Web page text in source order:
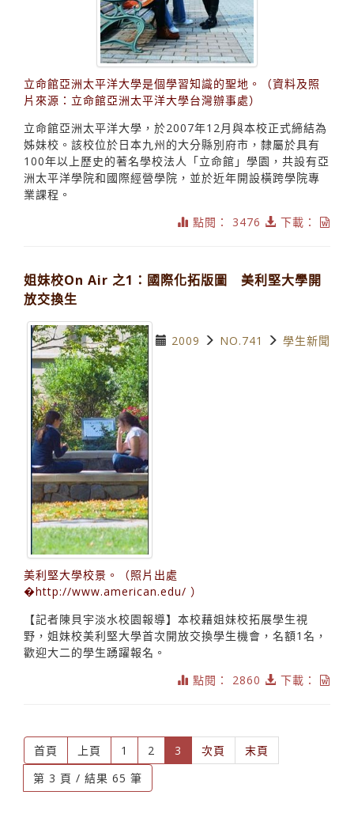
立命館亞洲太平洋大學是個學習知識的聖地。（資料及照
片來源：立命館亞洲太平洋大學台灣辦事處）
立命館亞洲太平洋大學，於2007年12月與本校正式締結為
姊妹校。該校位於日本九州的大分縣別府市，隸屬於具有
100年以上歷史的著名學校法人「立命館」學園，共設有亞
洲太平洋學院和國際經營學院，並於近年開設橫跨學院專
業課程。
點閱： 3476
下載：
姐妹校On Air 之1：國際化拓版圖 美利堅大學開
放交換生
2009 NO.741 學生新聞
美利堅大學校景。（照片出處
�http://www.american.edu/ ）
【記者陳貝宇淡水校園報導】本校藉姐妹校拓展學生視
野，姐妹校美利堅大學首次開放交換學生機會，名額1名，
歡迎大二的學生踴躍報名。
點閱： 2860
下載：
首頁 上頁 1 2 3 (current)
次頁
末頁
第 3 頁 / 結果 65 筆